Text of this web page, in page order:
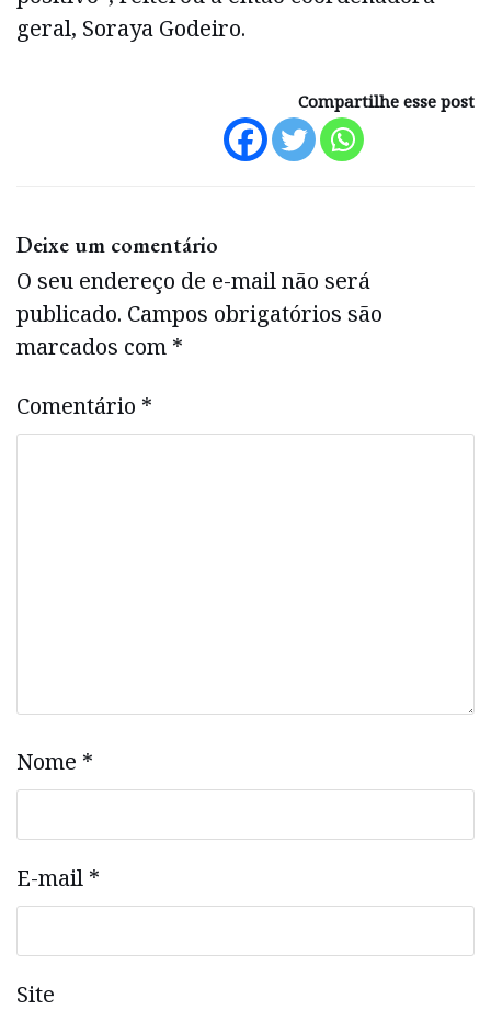
geral, Soraya Godeiro.
Compartilhe esse post
Deixe um comentário
O seu endereço de e-mail não será
publicado. Campos obrigatórios são
marcados com *
Comentário *
Nome *
E-mail *
Site